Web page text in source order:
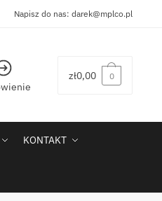
Napisz do nas:darek@mplco.pl
zł0,00 0
KONTAKT